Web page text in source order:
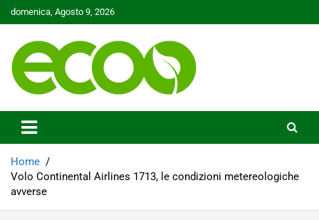
Skip
to
domenica, Agosto 9, 2026
Ecoo.it
Home
Volo Continental Airlines 1713, le condizioni metereologiche
avverse